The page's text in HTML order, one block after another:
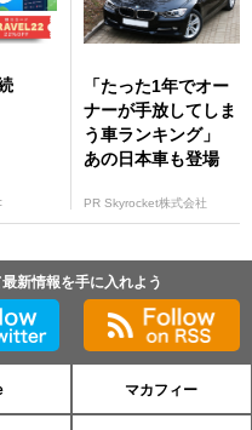
「たった1年でオー
ナーが手放してしま
う車ランキング」
あの日本車も登場
PR Skyrocket株式会社
新情報を手に入れよう
マカフィー